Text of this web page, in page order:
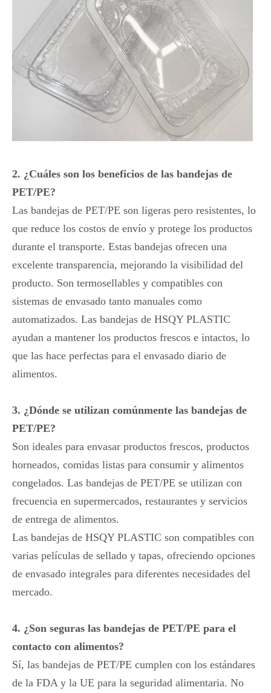
2. ¿Cuáles son los beneficios de las bandejas de
PET/PE?
Las bandejas de PET/PE son ligeras pero resistentes, lo
que reduce los costos de envío y protege los productos
durante el transporte. Estas bandejas ofrecen una
excelente transparencia, mejorando la visibilidad del
producto. Son termosellables y compatibles con
sistemas de envasado tanto manuales como
automatizados. Las bandejas de HSQY PLASTIC
ayudan a mantener los productos frescos e intactos, lo
que las hace perfectas para el envasado diario de
alimentos.
3. ¿Dónde se utilizan comúnmente las bandejas de
PET/PE?
Son ideales para envasar productos frescos, productos
horneados, comidas listas para consumir y alimentos
congelados. Las bandejas de PET/PE se utilizan con
frecuencia en supermercados, restaurantes y servicios
de entrega de alimentos.
Las bandejas de HSQY PLASTIC son compatibles con
varias películas de sellado y tapas, ofreciendo opciones
de envasado integrales para diferentes necesidades del
mercado.
4. ¿Son seguras las bandejas de PET/PE para el
contacto con alimentos?
Sí, las bandejas de PET/PE cumplen con los estándares
de la FDA y la UE para la seguridad alimentaria. No